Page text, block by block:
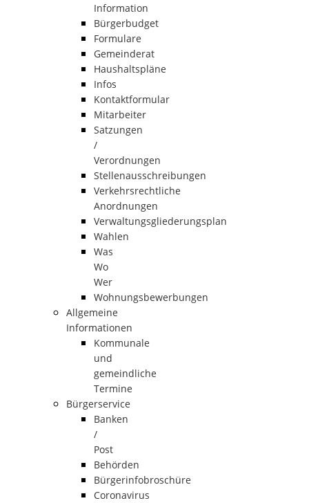
Information
Bürgerbudget
Formulare
Gemeinderat
Haushaltspläne
Infos
Kontaktformular
Mitarbeiter
Satzungen
/
Verordnungen
Stellenausschreibungen
Verkehrsrechtliche
Anordnungen
Verwaltungsgliederungsplan
Wahlen
Was
Wo
Wer
Wohnungsbewerbungen
Allgemeine
Informationen
Kommunale
und
gemeindliche
Termine
Bürgerservice
Banken
/
Post
Behörden
Bürgerinfobroschüre
Coronavirus